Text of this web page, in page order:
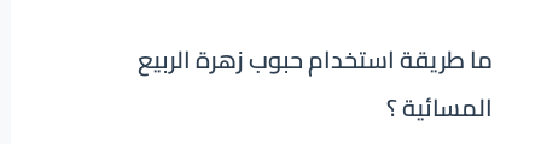
ما طريقة استخدام حبوب زهرة الربيع
المسائية ؟